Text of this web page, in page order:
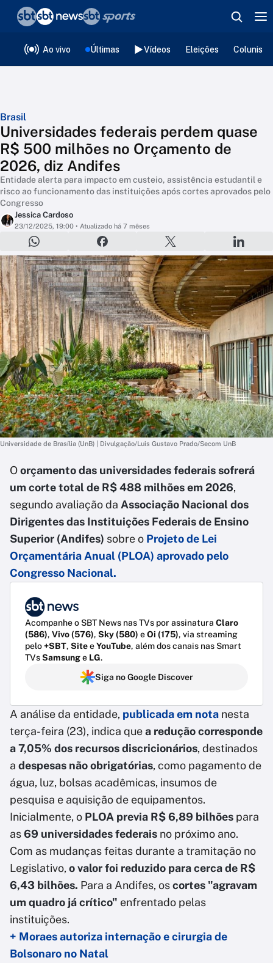
Ao vivo Últimas Vídeos Eleições
Brasil
Universidades federais perdem quase
R$ 500 milhões no Orçamento de
2026, diz Andifes
Entidade alerta para impacto em custeio, assistência estudantil e
risco ao funcionamento das instituições após cortes aprovados pelo
Congresso
Jessica Cardoso
23/12/2025, 19:00 • Atualizado há 7 mêses
Universidade de Brasília (UnB) | Divulgação/Luis Gustavo Prado/Secom UnB
Oorçamento das universidades federais sofrerá
um corte total de R$ 488 milhões em 2026,
segundo avaliação da Associação Nacional dos
Dirigentes das Instituições Federais de Ensino
Superior (Andifes) sobre o Projeto de Lei
Orçamentária Anual (PLOA) aprovado pelo
Congresso Nacional.
Acompanhe o SBT News nas TVs por assinatura Claro
(586), Vivo (576), Sky (580) eOi (175), via streaming
pelo+SBT, SiteeYouTube, além dos canais nas Smart
TVsSamsunge LG.
Siga no Google Discover
A análise da entidade, publicada em nota nesta
terça-feira (23), indica quea redução corresponde
a 7,05% dos recursos discricionários, destinados
a despesas não obrigatórias, como pagamento de
água, luz, bolsas acadêmicas, insumos de
pesquisa e aquisição de equipamentos.
Inicialmente, o PLOA previa R$ 6,89 bilhões para
as69 universidades federais no próximo ano.
Com as mudanças feitas durante a tramitação no
Legislativo, o valor foi reduzido para cerca de R$
6,43 bilhões. Para a Andifes, oscortes "agravam
um quadro já crítico" enfrentado pelas
instituições.
+ Moraes autoriza internação e cirurgia de
Bolsonaro no Natal
❮voltar
Editorias